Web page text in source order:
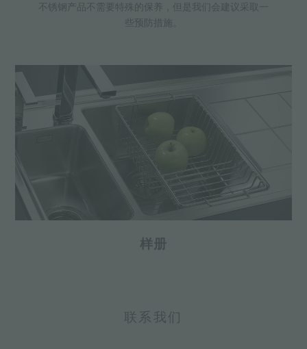
不锈钢产品不需要特殊的保养，但是我们会建议采取一
些预防措施。
样册
联系我们